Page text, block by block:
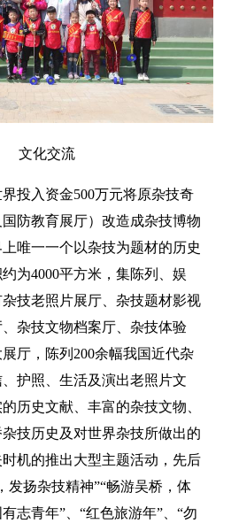
文化交流
投入资金500万元将原杂技奇
防教育展厅）改造成杂技博物
唯一一个以杂技为题材的历史
为4000平方米，集陈列、娱
技老照片展厅、杂技题材影视
杂技文物档案厅、杂技体验
厅，陈列200余幅我国近代杂
护照、生活及演出老照片文
历史文献、丰富的杂技文物、
技历史及对世界杂技所做出的
机的推出大型主题活动，先后
发扬杂技精神”“畅游吴桥，体
志青年”、“红色旅游年”、“勿